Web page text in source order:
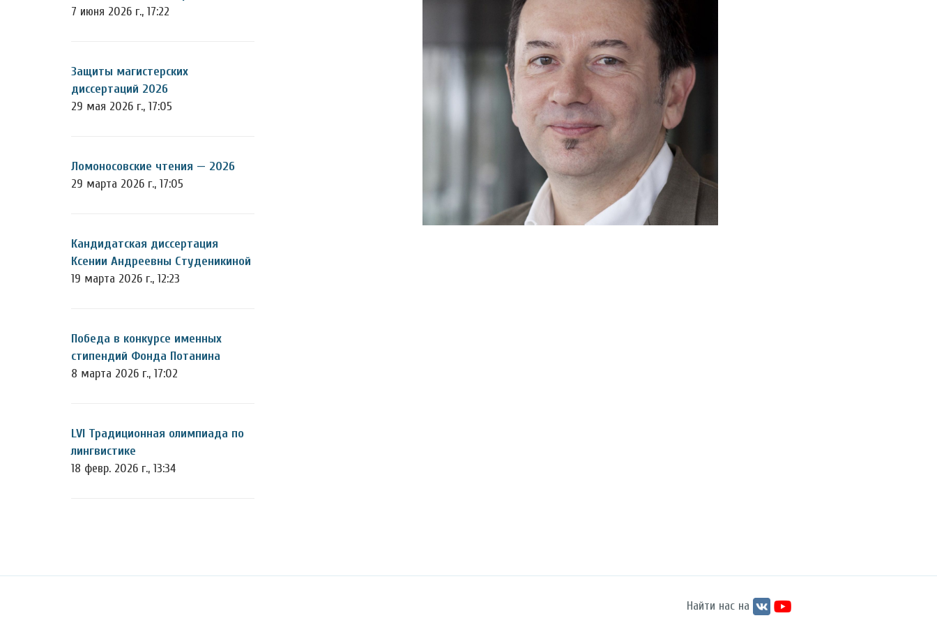
7 июня 2026 г., 17:22
Защиты магистерских
диссертаций 2026
29 мая 2026 г., 17:05
Ломоносовские чтения — 2026
29 марта 2026 г., 17:05
Кандидатская диссертация
Ксении Андреевны Студеникиной
19 марта 2026 г., 12:23
Победа в конкурсе именных
стипендий Фонда Потанина
8 марта 2026 г., 17:02
LVI Традиционная олимпиада по
лингвистике
18 февр. 2026 г., 13:34
Найти нас на